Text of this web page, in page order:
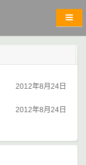
2012年8月24日
2012年8月24日